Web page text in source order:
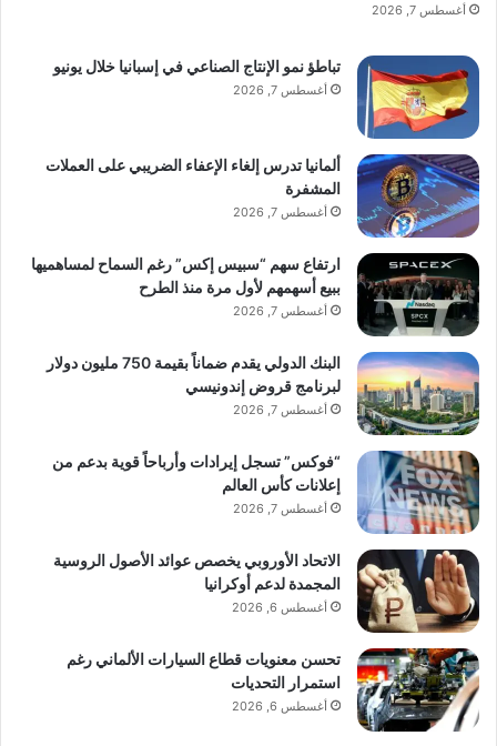
أغسطس 7, 2026
تباطؤ نمو الإنتاج الصناعي في إسبانيا خلال يونيو
أغسطس 7, 2026
ألمانيا تدرس إلغاء الإعفاء الضريبي على العملات
المشفرة
أغسطس 7, 2026
ارتفاع سهم “سبيس إكس” رغم السماح لمساهميها
ببيع أسهمهم لأول مرة منذ الطرح
أغسطس 7, 2026
البنك الدولي يقدم ضماناً بقيمة 750 مليون دولار
لبرنامج قروض إندونيسي
أغسطس 7, 2026
“فوكس” تسجل إيرادات وأرباحاً قوية بدعم من
إعلانات كأس العالم
أغسطس 7, 2026
الاتحاد الأوروبي يخصص عوائد الأصول الروسية
المجمدة لدعم أوكرانيا
أغسطس 6, 2026
تحسن معنويات قطاع السيارات الألماني رغم
استمرار التحديات
أغسطس 6, 2026